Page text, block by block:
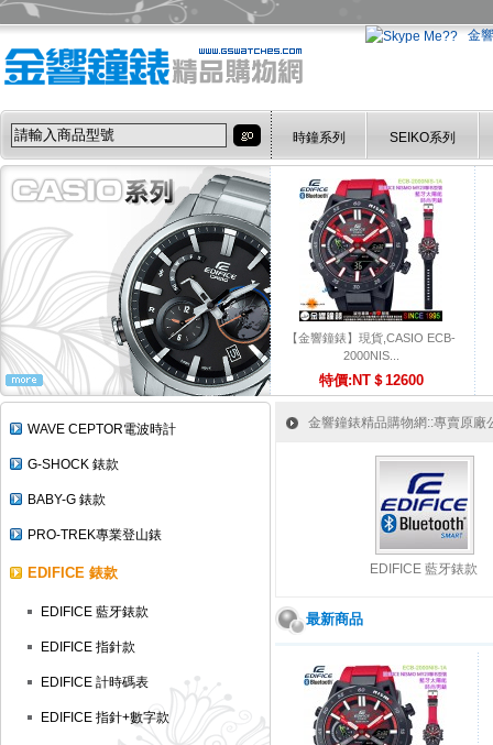
金
時鐘系列 SEIKO系列
【金響鐘錶】現貨,CASIO ECB-
2000NIS...
特價:NT＄12600
WAVE CEPTOR電波時計
G-SHOCK 錶款
BABY-G 錶款
PRO-TREK專業登山錶
EDIFICE 錶款
EDIFICE 藍牙錶款
EDIFICE 指針款
EDIFICE 計時碼表
EDIFICE 指針+數字款
金響鐘錶精品購物網::專賣原廠
EDIFICE 藍牙錶款
最新商品